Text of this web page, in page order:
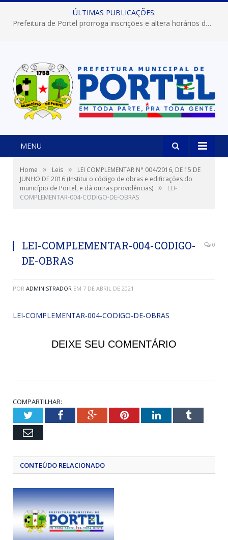
ÚLTIMAS PUBLICAÇÕES:
Prefeitura de Portel prorroga inscrições e altera horários dos concursos “Musa” e “Miss Mix Verão 2026”
MENU
Home » Leis »
LEI COMPLEMENTAR N° 004/2016, DE 15 DE
JUNHO DE 2016 (Institui o código de obras e edificações do
município de Portel, e dá outras providências) »
LEI-
COMPLEMENTAR-004-CODIGO-DE-OBRAS
LEI-COMPLEMENTAR-004-CODIGO-
DE-OBRAS
0
POR ADMINISTRADOR EM 7 DE ABRIL DE 2021
LEI-COMPLEMENTAR-004-CODIGO-DE-OBRAS
DEIXE SEU COMENTÁRIO
COMPARTILHAR:
TwitterFacebookGoogle+PinterestLinkedInTumblr
Email
CONTEÚDO RELACIONADO